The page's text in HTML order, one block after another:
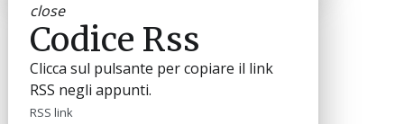
close
Codice Rss
Clicca sul pulsante per copiare il link
RSS negli appunti.
RSS link